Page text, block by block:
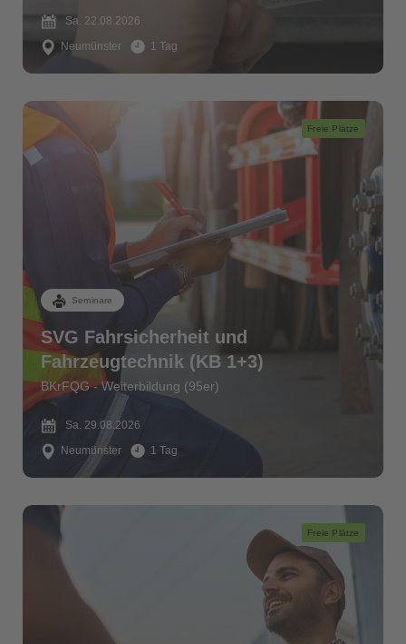
Sa. 22.08.2026
Neumünster
1 Tag
Freie Plätze
Seminare
SVG Fahrsicherheit und
Fahrzeugtechnik (KB 1+3)
BKrFQG - Weiterbildung (95er)
Sa. 29.08.2026
Neumünster
1 Tag
Freie Plätze